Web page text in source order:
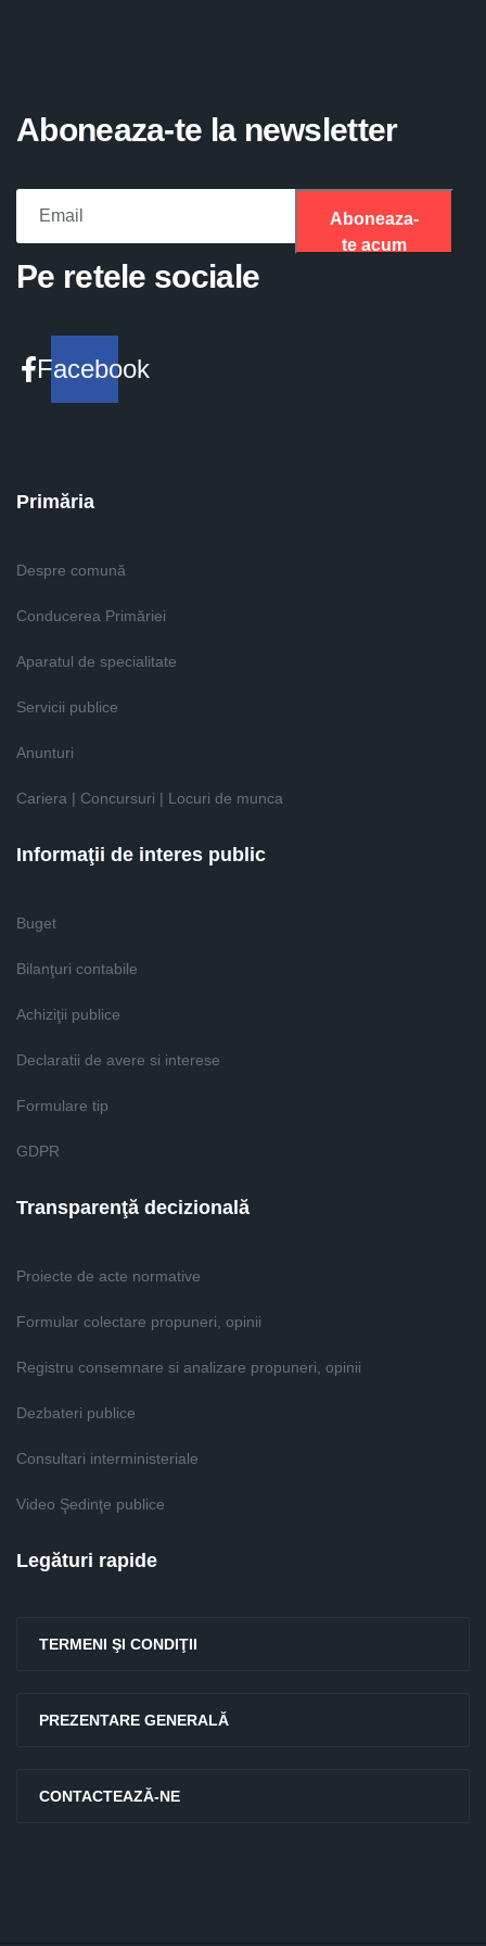
Aboneaza-te la newsletter
Aboneaza-
te acum
Pe retele sociale
Facebook
Primăria
Despre comună
Conducerea Primăriei
Aparatul de specialitate
Servicii publice
Anunturi
Cariera | Concursuri | Locuri de munca
Informaţii de interes public
Buget
Bilanţuri contabile
Achiziţii publice
Declaratii de avere si interese
Formulare tip
GDPR
Transparenţă decizională
Proiecte de acte normative
Formular colectare propuneri, opinii
Registru consemnare si analizare propuneri, opinii
Dezbateri publice
Consultari interministeriale
Video Şedinţe publice
Legături rapide
TERMENI ŞI CONDIŢII
PREZENTARE GENERALĂ
CONTACTEAZĂ-NE